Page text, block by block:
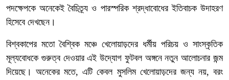
পদক্ষেপকে অনেকেই বৈচিত্র্য ও পারস্পরিক শ্রদ্ধাবোধের ইতিবাচক উদাহরণ
হিসেবে দেখছেন।
বিশ্বকাপের মতো বৈশ্বিক মঞ্চে খেলোয়াড়দের ধর্মীয় পরিচয় ও সাংস্কৃতিক
মূল্যবোধকে গুরুত্ব দেওয়ার এই উদ্যোগ ফুটবল অঙ্গনে নতুন আলোচনার জন্ম
দিয়েছে। অনেকের মতে, এটি কেবল মুসলিম খেলোয়াড়দের জন্য নয়, বরং